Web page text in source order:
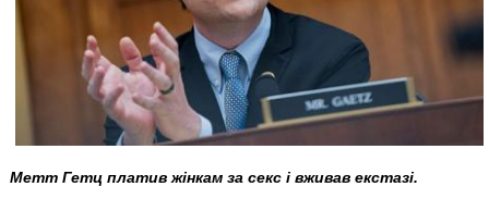
Метт Гетц платив жінкам за секс і вживав екстазі.